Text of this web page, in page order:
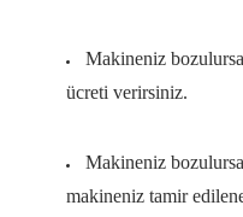
Makineniz
ücreti verirsiniz.
Makineniz
makineniz tamir